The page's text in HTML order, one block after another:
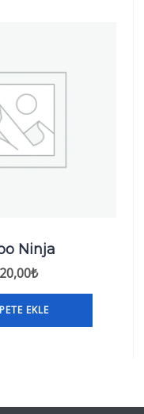
Ninja
20,00₺
EKLE